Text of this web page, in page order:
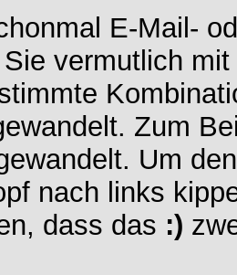
E-Mail-
vermutlich
Zum
Um
nach links
dass das :)